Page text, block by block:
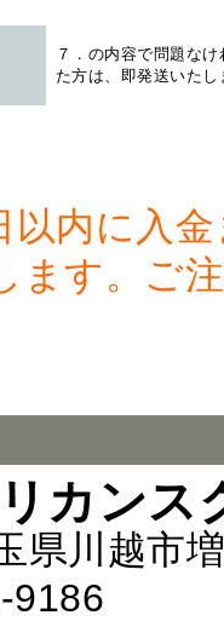
７．の内容で問題な
た方は、即発送いたし
以内に入
ます。ご
カンス
川越市